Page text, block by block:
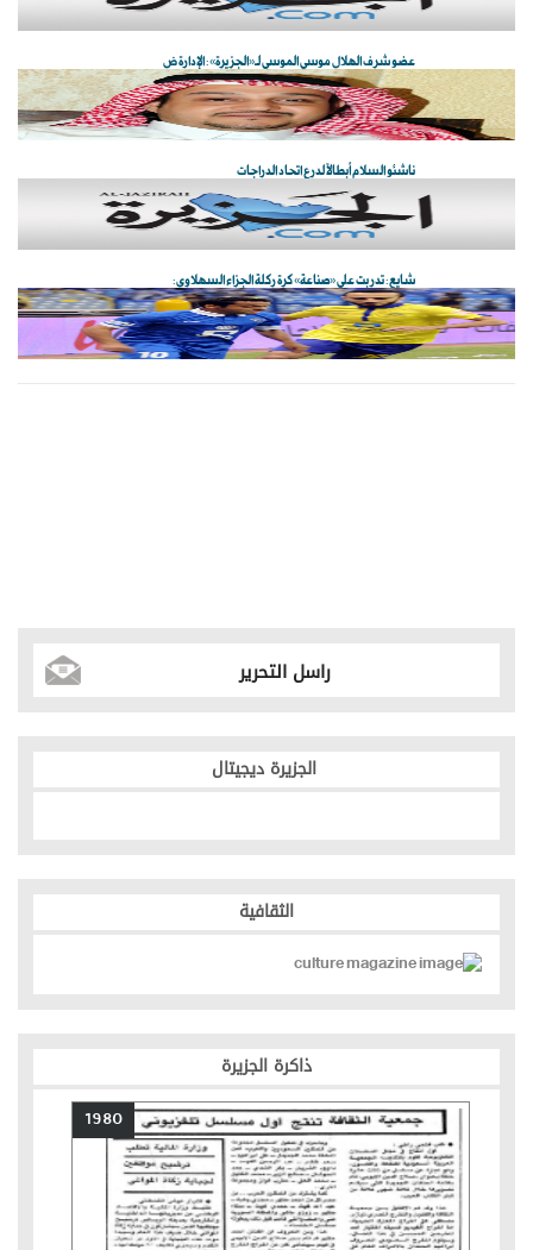
عضو شرف الهلال موسى الموسى لـ«الجزيرة»: الإدارة ض
ناشئو السلام أبطالاً لدرع اتحاد الدراجات
شايع: تدربت على «صناعة» كرة ركلة الجزاء السهلاوي:
راسل التحرير
الجزيرة ديجيتال
الثقافية
ذاكرة الجزيرة
1980